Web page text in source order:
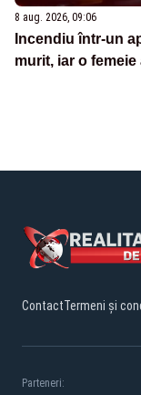
8 aug. 2026, 09:06
Incendiu într-un
murit, iar o
ContactTermeni și
Parteneri: